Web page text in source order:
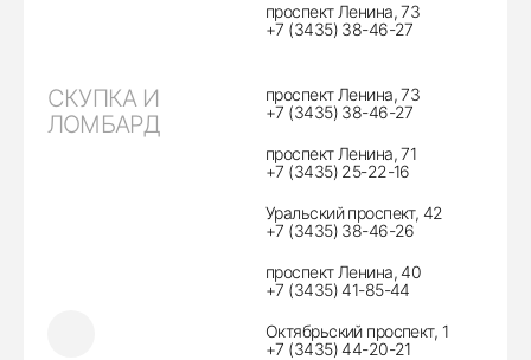
проспект Ленина, 73
+7 (3435) 38-46-27
СКУПКА И
ЛОМБАРД
проспект Ленина, 73
+7 (3435) 38-46-27
проспект Ленина, 71
+7 (3435) 25-22-16
Уральский проспект, 42
+7 (3435) 38-46-26
проспект Ленина, 40
+7 (3435) 41-85-44
Октябрьский проспект, 1
+7 (3435) 44-20-21